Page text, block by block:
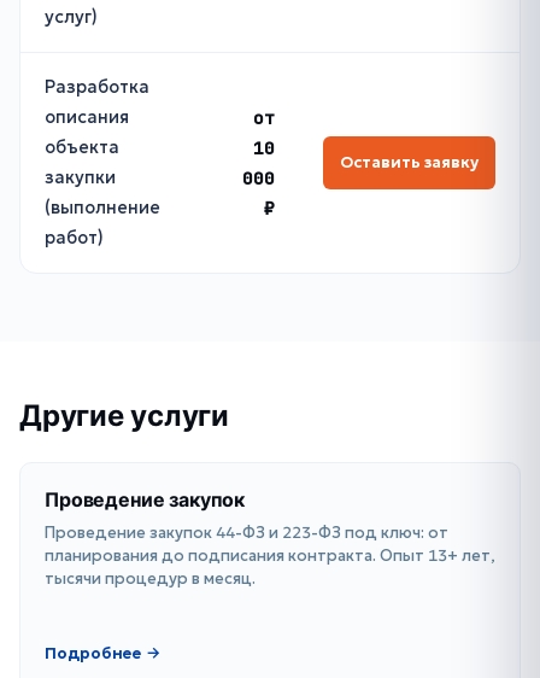
услуг)
Разработка
описания
объекта
закупки
(выполнение
работ)
от
10
000
₽
Оставить заявку
Другие услуги
Проведение закупок
Проведение закупок 44-ФЗ и 223-ФЗ под ключ: от
планирования до подписания контракта. Опыт 13+ лет,
тысячи процедур в месяц.
Подробнее →